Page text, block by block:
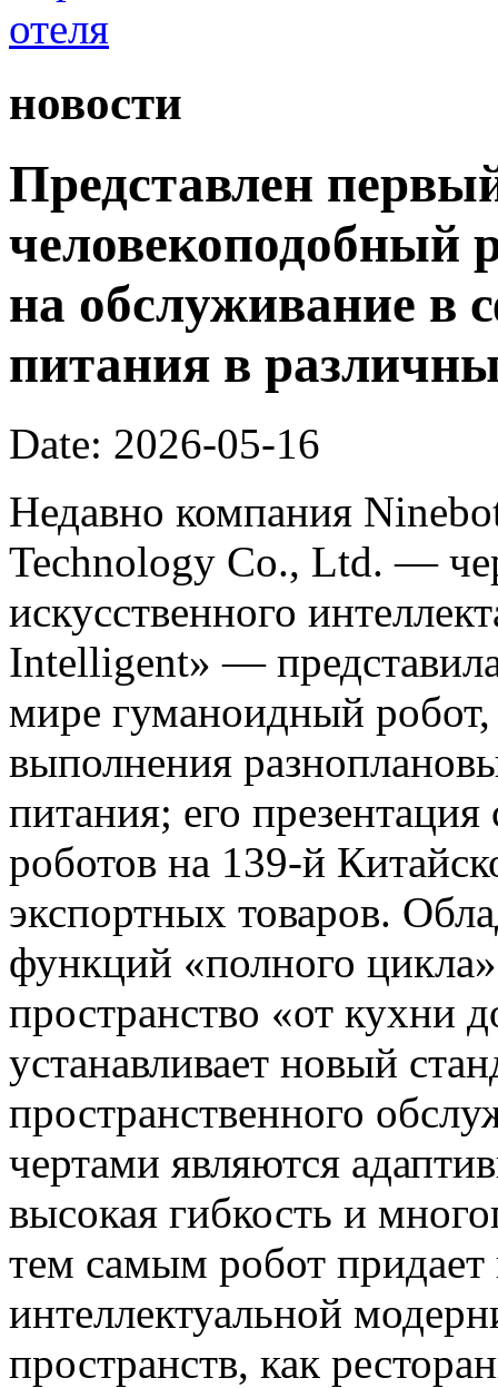
новости
Представлен
человекоподобный
на обслуживание в
питания в
Date: 2026-05-16
Недавно компания
Technology Co., Ltd. —
искусственного
Intelligent» —
мире гуманоидный
выполнения
питания; его
роботов на 139-й
экспортных товаров.
функций «полного
пространство «от кухни
устанавливает новый
пространственного
чертами являются
высокая гибкость и
тем самым робот
интеллектуальной
пространств, как